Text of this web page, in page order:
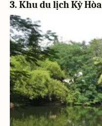
3. Khu du lịch Kỳ Hòa